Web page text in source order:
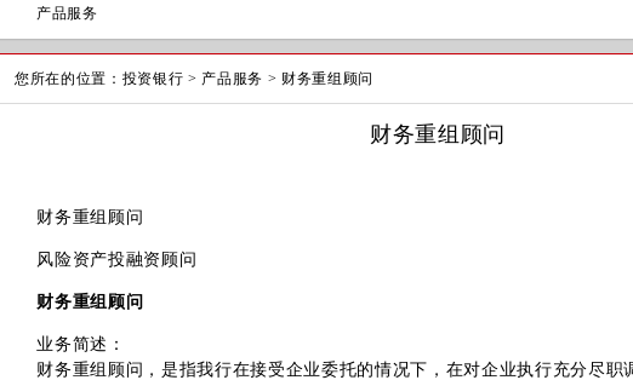
产品服务
您所在的位置： 投资银行 > 产品服务 > 财务重组顾问
财务重组顾问
财务重组顾问
风险资产投融资顾问
财务重组顾问
业务简述：
财务重组顾问，是指我行在接受企业委托的情况下，在对企业执行充分尽职